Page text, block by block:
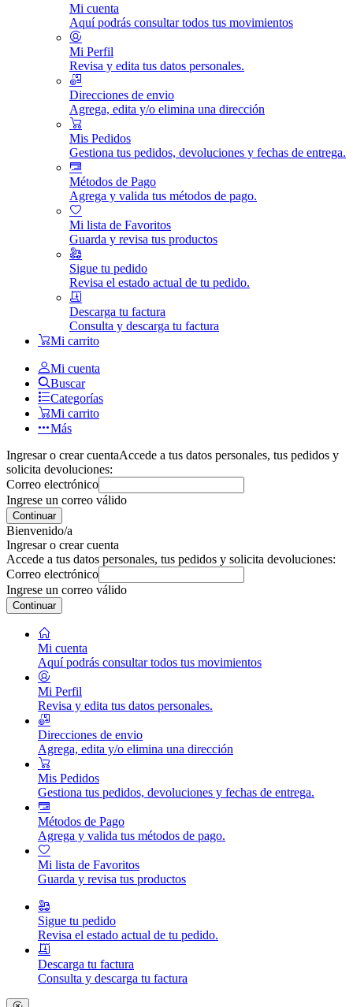
Mi cuenta
Aquí podrás consultar todos tus movimientos
Mi Perfil
Revisa y edita tus datos personales.
Direcciones de envio
Agrega, edita y/o elimina una dirección
Mis Pedidos
Gestiona tus pedidos, devoluciones y fechas de entrega.
Métodos de Pago
Agrega y valida tus métodos de pago.
Mi lista de Favoritos
Guarda y revisa tus productos
Sigue tu pedido
Revisa el estado actual de tu pedido.
Descarga tu factura
Consulta y descarga tu factura
Mi carrito
Mi cuenta
Buscar
Categorías
Mi carrito
Más
Ingresar o crear cuentaAccede a tus datos personales, tus pedidos y
solicita devoluciones:
Correo electrónico
Ingrese un correo válido
Continuar
Bienvenido/a
Ingresar o crear cuenta
Accede a tus datos personales, tus pedidos y solicita devoluciones:
Correo electrónico
Ingrese un correo válido
Continuar
Mi cuenta
Aquí podrás consultar todos tus movimientos
Mi Perfil
Revisa y edita tus datos personales.
Direcciones de envio
Agrega, edita y/o elimina una dirección
Mis Pedidos
Gestiona tus pedidos, devoluciones y fechas de entrega.
Métodos de Pago
Agrega y valida tus métodos de pago.
Mi lista de Favoritos
Guarda y revisa tus productos
Sigue tu pedido
Revisa el estado actual de tu pedido.
Descarga tu factura
Consulta y descarga tu factura